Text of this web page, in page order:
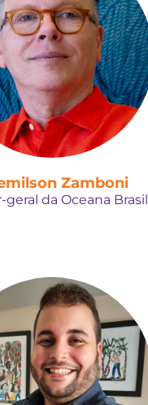
Zamboni
geral da Oceana Brasil